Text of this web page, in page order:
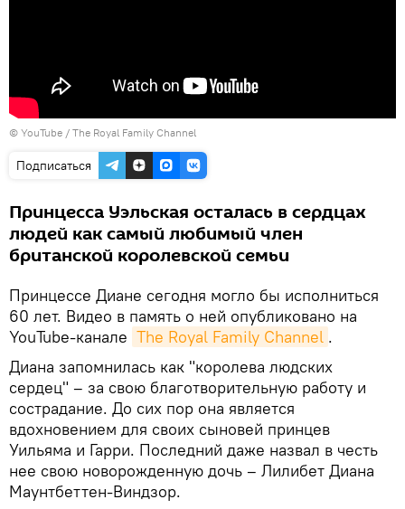
© YouTube / The Royal Family Channel
Подписаться
Принцесса Уэльская осталась в сердцах
людей как самый любимый член
британской королевской семьи
Принцессе Диане сегодня могло бы исполниться
60 лет. Видео в память о ней опубликовано на
YouTube-канале The Royal Family Channel .
Диана запомнилась как "королева людских
сердец" – за свою благотворительную работу и
сострадание. До сих пор она является
вдохновением для своих сыновей принцев
Уильяма и Гарри. Последний даже назвал в честь
нее свою новорожденную дочь – Лилибет Диана
Маунтбеттен-Виндзор.